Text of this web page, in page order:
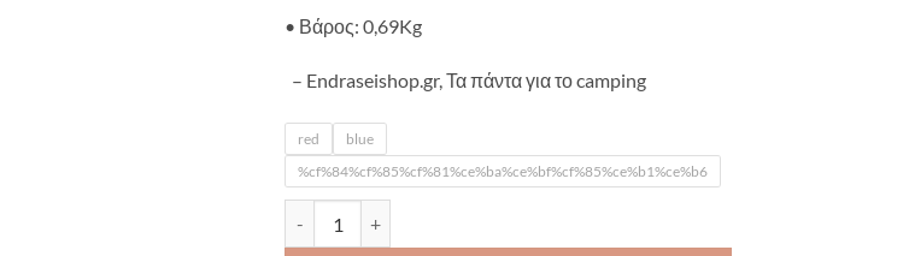
• Βάρος: 0,69Kg
– Endraseishop.gr, Τα πάντα για το camping
red
blue
%cf%84%cf%85%cf%81%ce%ba%ce%bf%cf%85%ce%b1%ce%b6